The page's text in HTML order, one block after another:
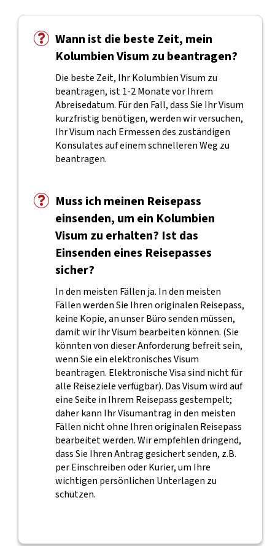
Wann ist die beste Zeit, mein
Kolumbien Visum zu beantragen?
Die beste Zeit, Ihr Kolumbien Visum zu
beantragen, ist 1-2 Monate vor Ihrem
Abreisedatum. Für den Fall, dass Sie Ihr Visum
kurzfristig benötigen, werden wir versuchen,
Ihr Visum nach Ermessen des zuständigen
Konsulates auf einem schnelleren Weg zu
beantragen.
Muss ich meinen Reisepass
einsenden, um ein Kolumbien
Visum zu erhalten? Ist das
Einsenden eines Reisepasses
sicher?
In den meisten Fällen ja. In den meisten
Fällen werden Sie Ihren originalen Reisepass,
keine Kopie, an unser Büro senden müssen,
damit wir Ihr Visum bearbeiten können. (Sie
könnten von dieser Anforderung befreit sein,
wenn Sie ein elektronisches Visum
beantragen. Elektronische Visa sind nicht für
alle Reiseziele verfügbar). Das Visum wird auf
eine Seite in Ihrem Reisepass gestempelt;
daher kann Ihr Visumantrag in den meisten
Fällen nicht ohne Ihren originalen Reisepass
bearbeitet werden. Wir empfehlen dringend,
dass Sie Ihren Antrag gesichert senden, z.B.
per Einschreiben oder Kurier, um Ihre
wichtigen persönlichen Unterlagen zu
schützen.